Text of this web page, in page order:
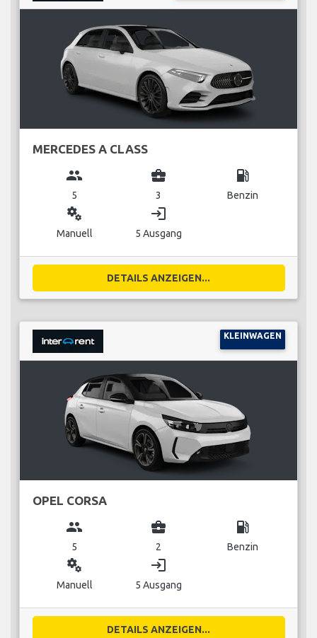
MERCEDES A CLASS
group
5
business_center
3
local_gas_station
Benzin
miscellaneous_services
Manuell
login
5 Ausgang
DETAILS ANZEIGEN...
KLEINWAGEN
OPEL CORSA
group
5
business_center
2
local_gas_station
Benzin
miscellaneous_services
Manuell
login
5 Ausgang
DETAILS ANZEIGEN...